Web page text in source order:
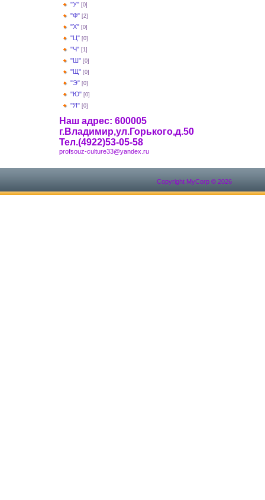
"У" [0]
"Ф" [2]
"Х" [0]
"Ц" [0]
"Ч" [1]
"Ш" [0]
"Щ" [0]
"Э" [0]
"Ю" [0]
"Я" [0]
Наш адрес: 600005
г.Владимир,ул.Горького,д.50
Тел.(4922)53-05-58
profsouz-culture33@yandex.ru
Copyright MyCorp © 2026